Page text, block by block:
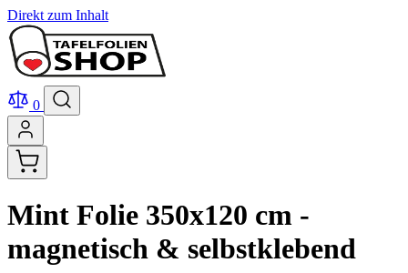
Direkt zum Inhalt
0
Mint Folie 350x120 cm -
magnetisch & selbstklebend